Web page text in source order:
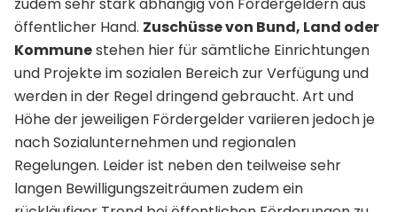
öffentlicher Hand. Zuschüsse von Bund, Land oder
Kommunestehen hier für sämtliche Einrichtungen
und Projekte im sozialen Bereich zur Verfügung und
werden in der Regel dringend gebraucht. Art und
Höhe der jeweiligen Fördergelder variieren jedoch je
nach Sozialunternehmen und regionalen
Regelungen. Leider ist neben den teilweise sehr
langen Bewilligungszeiträumen zudem ein